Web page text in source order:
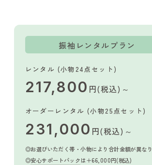
振袖レンタルプラン
レンタル (小物24点セット)
217,800 円(税込)～
オーダーレンタル (小物25点セット)
231,000 円(税込)～
お選びいただく帯・小物により合計金額が異なり
安心サポートパックは＋66,000円(税込)